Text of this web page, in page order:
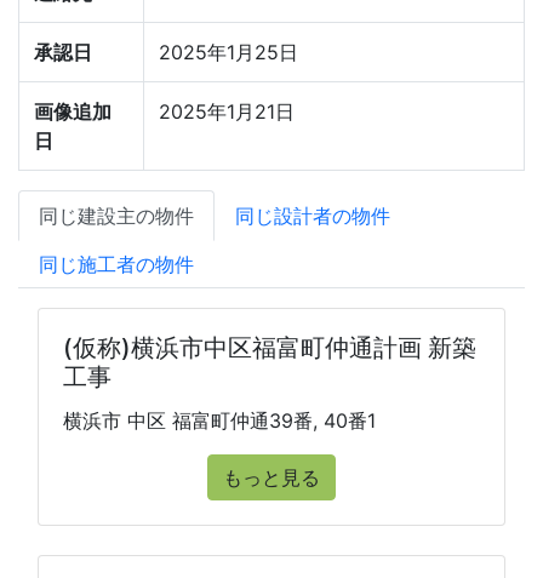
承認日 2025年1月25日
画像追加
日
2025年1月21日
同じ建設主の物件
同じ設計者の物件
同じ施工者の物件
(仮称)横浜市中区福富町仲通計画 新築
工事
横浜市 中区 福富町仲通39番, 40番1
もっと見る